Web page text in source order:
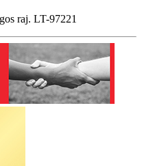
raj. LT-97221